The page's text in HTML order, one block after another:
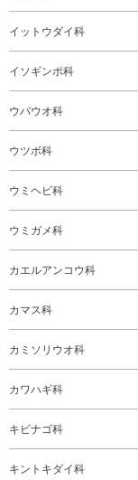
イットウダイ科
イソギンポ科
ウバウオ科
ウツボ科
ウミヘビ科
ウミガメ科
カエルアンコウ科
カマス科
カミソリウオ科
カワハギ科
キビナゴ科
キントキダイ科